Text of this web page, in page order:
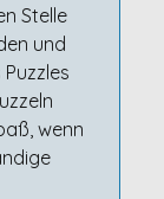
Stelle
und
wenn